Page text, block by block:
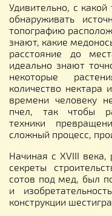
Удивительно, с
обнаруживать
топографию
знают, какие
расстояние до
идеально знают
некоторые
количество нектара
времени человеку
пчел, так чтобы
техники
сложный процесс,
Начиная с XVIII
секреты
сотов под мед, был
и
конструкции